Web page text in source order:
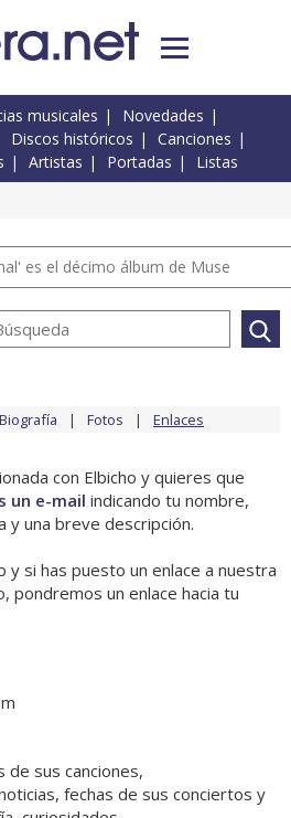
musicales
Novedades
Discos históricos
Canciones
Artistas Portadas Listas
es el décimo álbum de Muse
Biografía Fotos Enlaces
con Elbicho y quieres que
un e-mail indicando tu nombre,
y una breve descripción.
y si has puesto un enlace a nuestra
, pondremos un enlace hacia tu
sus canciones,
fechas de sus conciertos y